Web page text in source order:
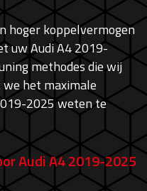
hoger koppelvermogen
uw Audi A4 2019-
methodes die wij
het maximale
2025 weten te
Audi A4 2019-2025